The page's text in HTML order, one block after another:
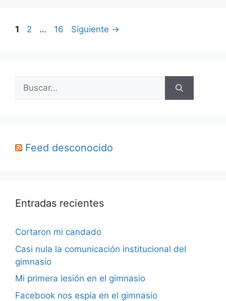
Página
1 Página
2 … Página
16 Siguiente →
Buscar:
Feed desconocido
Entradas recientes
Cortaron mi candado
Casi nula la comunicación institucional del
gimnasio
Mi primera lesión en el gimnasio
Facebook nos espía en el gimnasio